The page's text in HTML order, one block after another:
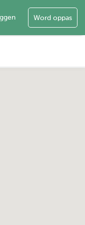
Word oppas